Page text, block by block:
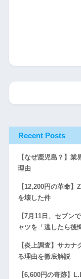
Recent Posts
【なぜ鹿児島？】
理由
【12,200円の革命
を壊した件
【7月11日、セブン
ャツを「逃したら後
【炎上調査】サカ
る理由を徹底解説
【6,600円の奇跡】